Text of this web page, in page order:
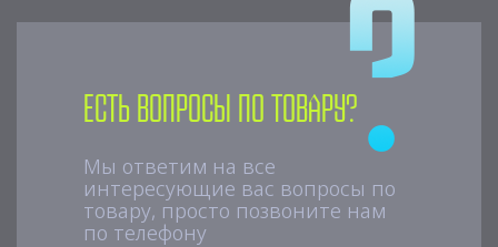
Есть вопросы по товару?
Мы ответим на все
интересующие вас вопросы по
товару, просто позвоните нам
по телефону